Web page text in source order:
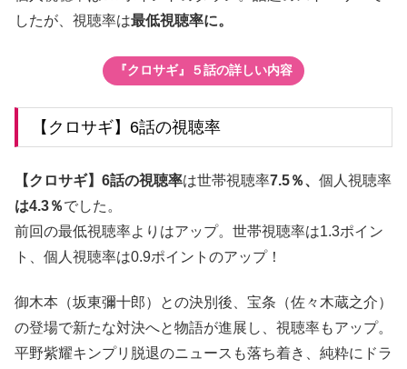
したが、視聴率は最低視聴率に。
『クロサギ』５話の詳しい内容
【クロサギ】6話の視聴率
【クロサギ】6話の視聴率は世帯視聴率7.5％、 個人視聴率
は4.3％でした。
前回の最低視聴率よりはアップ。世帯視聴率は1.3ポイン
ト、個人視聴率は0.9ポイントのアップ！
御木本（坂東彌十郎）との決別後、宝条（佐々木蔵之介）
の登場で新たな対決へと物語が進展し、視聴率もアップ。
平野紫耀キンプリ脱退のニュースも落ち着き、純粋にドラ